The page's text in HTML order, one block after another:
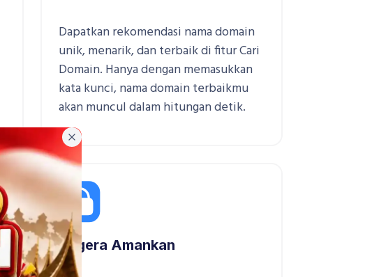
Dapatkan rekomendasi nama domain
unik, menarik, dan terbaik di fitur Cari
Domain. Hanya dengan memasukkan
kata kunci, nama domain terbaikmu
akan muncul dalam hitungan detik.
Segera Amankan
Close